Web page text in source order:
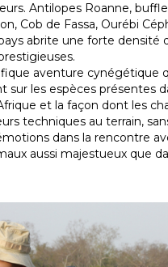
Antilopes Roanne,
Cob de Fassa, Ourébi
abrite une forte densité
aventure cynégétique
sur les espèces présentes
et la façon dont les
techniques au terrain,
dans la rencontre
aussi majestueux que